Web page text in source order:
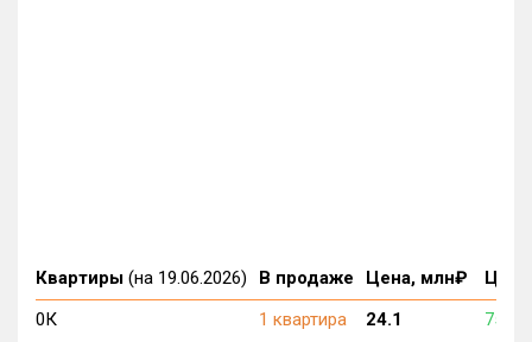
Квартиры (на 19.06.2026) В продаже Цена, млн₽
0К
1 квартира 24.1
751